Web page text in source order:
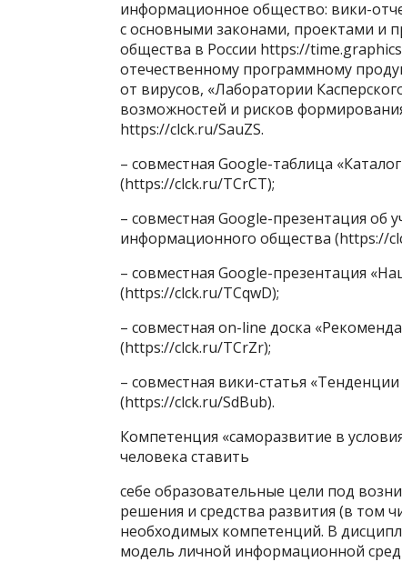
информационное общество: вики-
с основными законами, проектами и
общества в России https://
отечественному программному
от вирусов, «Лаборатории
возможностей и рисков
https://clck.ru/SauZS.
– совместная Google-таблица
(https://clck.ru/TCrCT);
– совместная Google-презентация об
информационного общества (https://
– совместная Google-презентация
(https://clck.ru/TCqwD);
– совместная on-line доска
(https://clck.ru/TCrZr);
– совместная вики-статья
(https://clck.ru/SdBub).
Компетенция «саморазвитие в
человека ставить
себе образовательные цели под
решения и средства развития (в том
необходимых компетенций. В
модель личной информационной